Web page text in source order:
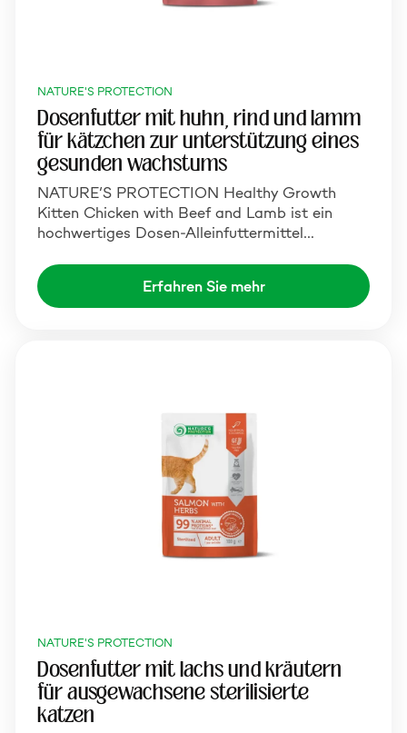
NATURE'S PROTECTION
Dosenfutter mit huhn, rind und lamm
für kätzchen zur unterstützung eines
gesunden wachstums
NATURE’S PROTECTION Healthy Growth
Kitten Chicken with Beef and Lamb ist ein
hochwertiges Dosen-Alleinfuttermittel…
Erfahren Sie mehr
NATURE'S PROTECTION
Dosenfutter mit lachs und kräutern
für ausgewachsene sterilisierte
katzen